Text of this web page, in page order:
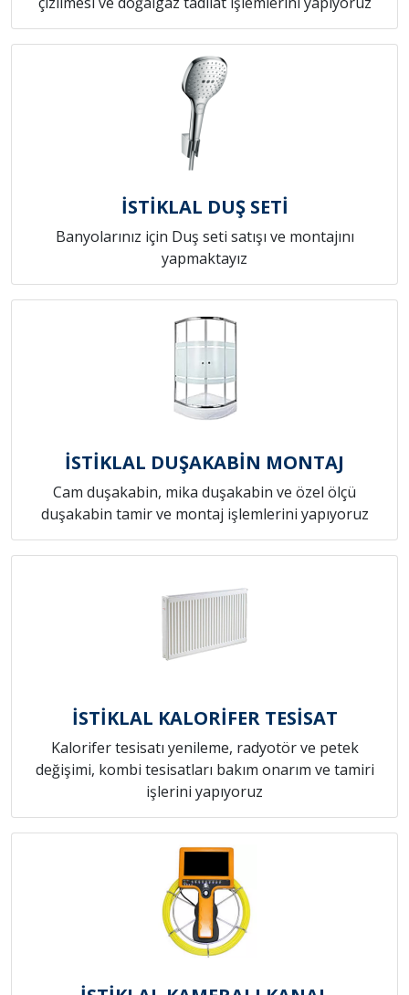
İSTİKLAL DUŞ SETİ
Banyolarınız için Duş seti satışı ve montajını
yapmaktayız
İSTİKLAL DUŞAKABİN MONTAJ
Cam duşakabin, mika duşakabin ve özel ölçü
duşakabin tamir ve montaj işlemlerini yapıyoruz
İSTİKLAL KALORİFER TESİSAT
Kalorifer tesisatı yenileme, radyotör ve petek
değişimi, kombi tesisatları bakım onarım ve tamiri
işlerini yapıyoruz